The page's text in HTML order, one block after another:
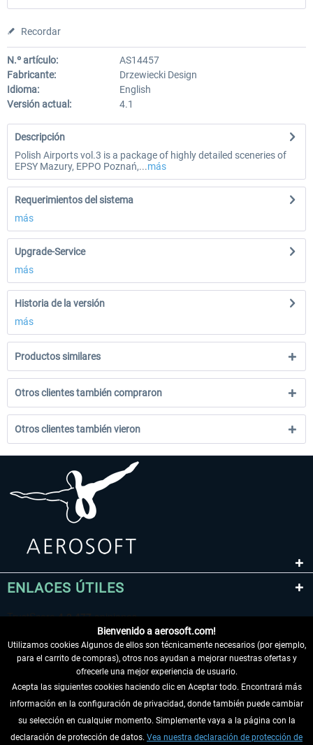
Recordar
N.º artículo:
AS14457
Fabricante:
Drzewiecki Design
Idioma:
English
Versión actual:
4.1
Descripción
Polish Airports vol.3 is a package of highly detailed sceneries of
EPSY Mazury, EPPO Poznań,...más
Requerimientos del sistema
más
Upgrade-Service
más
Historia de la versión
más
Productos similares
Otros clientes también compraron
Otros clientes también vieron
ENLACES ÚTILES
DESISTIR DEL CONTRATO
Bienvenido a aerosoft.com!
Utilizamos cookies Algunos de ellos son técnicamente necesarios (por ejemplo,
para el carrito de compras), otros nos ayudan a mejorar nuestras ofertas y
ofrecerle una mejor experiencia de usuario.
Acepta las siguientes cookies haciendo clic en Aceptar todo. Encontrará más
información en la configuración de privacidad, donde también puede cambiar
su selección en cualquier momento. Simplemente vaya a la página con la
declaración de protección de datos. Vea nuestra declaración de protección de